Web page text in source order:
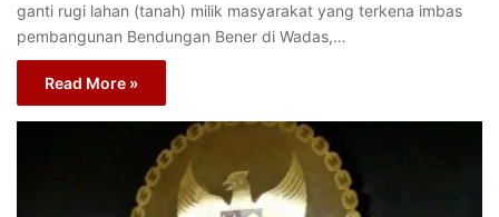
ganti rugi lahan (tanah) milik masyarakat yang terkena imbas
pembangunan Bendungan Bener di Wadas,…
Read More »